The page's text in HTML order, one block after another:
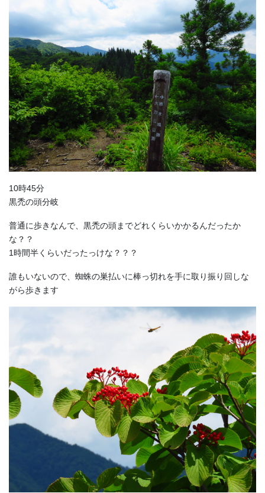
10時45分
黒禿の頭分岐
普通に歩きなんで、黒禿の頭までどれくらいかかるんだったか
な？？
1時間半くらいだったっけな？？？
誰もいないので、蜘蛛の巣払いに棒っ切れを手に取り振り回しな
がら歩きます